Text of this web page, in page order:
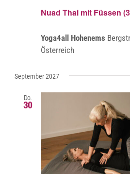
Nuad Thai mit Füssen
Yoga4all Hohenems
Österreich
September 2027
Do.
30